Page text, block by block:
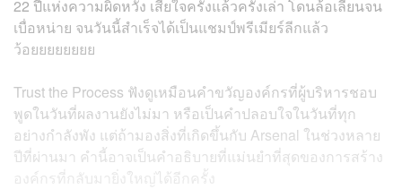
22 ปีแห่งความผิดหวัง เสียใจครั้งแล้วครั้งเล่า โดนล้อเลียนจน
เบื่อหน่าย จนวันนี้สำเร็จได้เป็นแชมป์พรีเมียร์ลีกแล้ว
ว้อยยยยยยยย
Trust the Process ฟังดูเหมือนคำขวัญองค์กรที่ผู้บริหารชอบ
พูดในวันที่ผลงานยังไม่มา หรือเป็นคำปลอบใจในวันที่ทุก
อย่างกำลังพัง แต่ถ้ามองสิ่งที่เกิดขึ้นกับ Arsenal ในช่วงหลาย
ปีที่ผ่านมา คำนี้อาจเป็นคำอธิบายที่แม่นยำที่สุดของการสร้าง
องค์กรที่กลับมายิ่งใหญ่ได้อีกครั้ง